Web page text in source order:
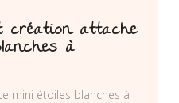
création attache
à
mini étoiles blanches à